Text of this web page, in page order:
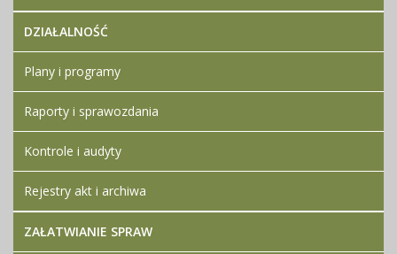
DZIAŁALNOŚĆ
Plany i programy
Raporty i sprawozdania
Kontrole i audyty
Rejestry akt i archiwa
ZAŁATWIANIE SPRAW